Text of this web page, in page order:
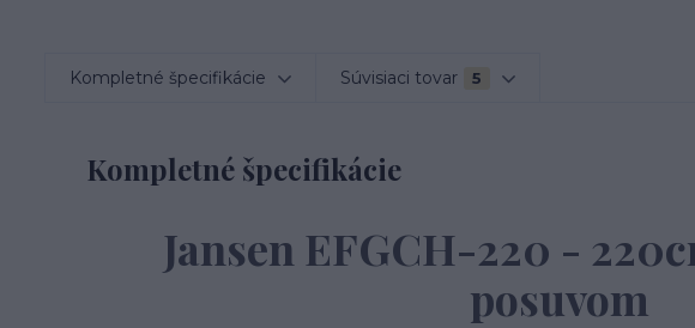
Kompletné špecifikácie Súvisiaci tovar 5
Kompletné špecifikácie
Jansen EFGCH-220 -
posuvom